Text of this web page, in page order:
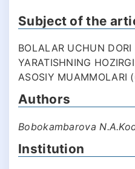
Subject of the
BOLALAR UCHUN DORI
YARATISHNING
ASOSIY MUAMMOLARI
Authors
Bobokambarova
Institution